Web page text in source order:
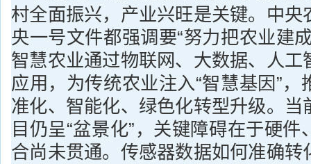
村全面振兴，产业兴旺是关键。中央
央一号文件都强调要“努力把农业建
智慧农业通过物联网、大数据、人工
应用，为传统农业注入“智慧基因”，
准化、智能化、绿色化转型升级。当
目仍呈“盆景化”，关键障碍在于硬
合尚未贯通。传感器数据如何准确转